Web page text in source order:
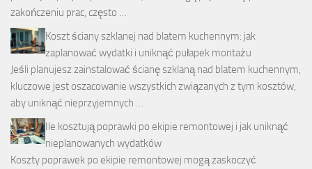
zakończeniu prac, często …
Koszt ściany szklanej nad blatem kuchennym: jak
zaplanować wydatki i uniknąć pułapek montażu
Jeśli planujesz zainstalować ścianę szklaną nad blatem kuchennym,
kluczowe jest oszacowanie wszystkich związanych z tym kosztów,
aby uniknąć nieprzyjemnych …
Ile kosztują poprawki po ekipie remontowej i jak uniknąć
nieplanowanych wydatków
Koszty poprawek po ekipie remontowej mogą zaskoczyć